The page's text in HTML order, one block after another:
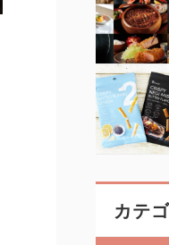
カテ